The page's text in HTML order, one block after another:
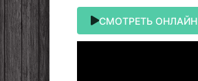
СМОТРЕТЬ ОНЛАЙН